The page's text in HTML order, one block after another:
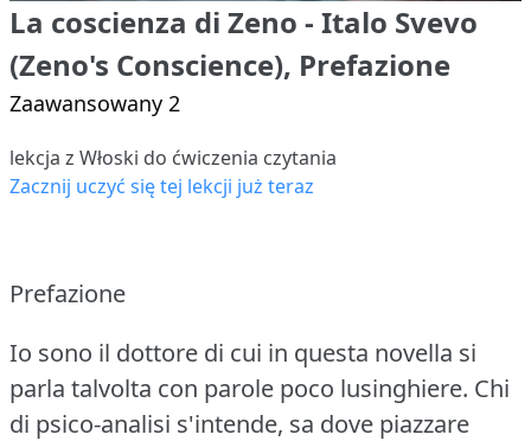
La coscienza di Zeno - Italo Svevo
(Zeno's Conscience), Prefazione
Zaawansowany 2
lekcja z Włoski do ćwiczenia czytania
Zacznij uczyć się tej lekcji już teraz
Prefazione
Io sono il dottore di cui in questa novella si
parla talvolta con parole poco lusinghiere. Chi
di psico-analisi s'intende, sa dove piazzare